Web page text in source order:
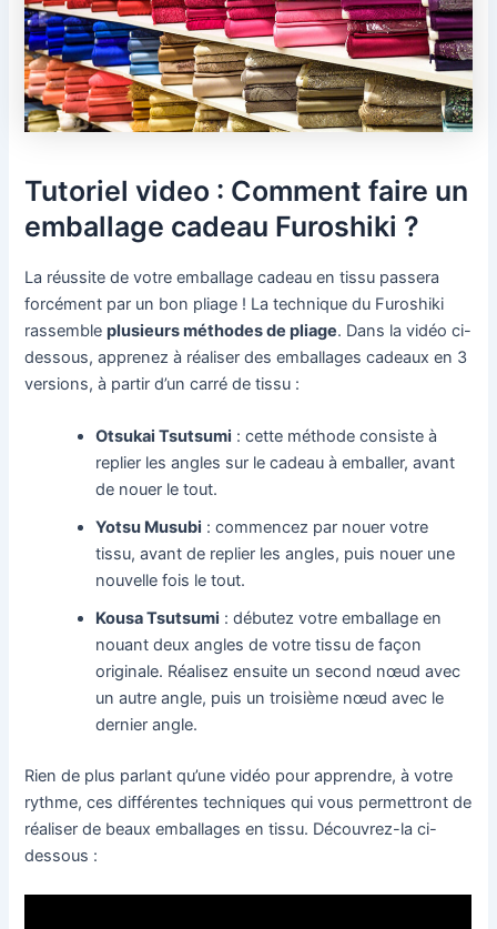
Tutoriel video : Comment faire un
emballage cadeau Furoshiki ?
La réussite de votre emballage cadeau en tissu passera
forcément par un bon pliage ! La technique du Furoshiki
rassembleplusieurs méthodes de pliage. Dans la vidéo ci-
dessous, apprenez à réaliser des emballages cadeaux en 3
versions, à partir d’un carré de tissu :
Otsukai Tsutsumi : cette méthode consiste à
replier les angles sur le cadeau à emballer, avant
de nouer le tout.
Yotsu Musubi : commencez par nouer votre
tissu, avant de replier les angles, puis nouer une
nouvelle fois le tout.
Kousa Tsutsumi : débutez votre emballage en
nouant deux angles de votre tissu de façon
originale. Réalisez ensuite un second nœud avec
un autre angle, puis un troisième nœud avec le
dernier angle.
Rien de plus parlant qu’une vidéo pour apprendre, à votre
rythme, ces différentes techniques qui vous permettront de
réaliser de beaux emballages en tissu. Découvrez-la ci-
dessous :